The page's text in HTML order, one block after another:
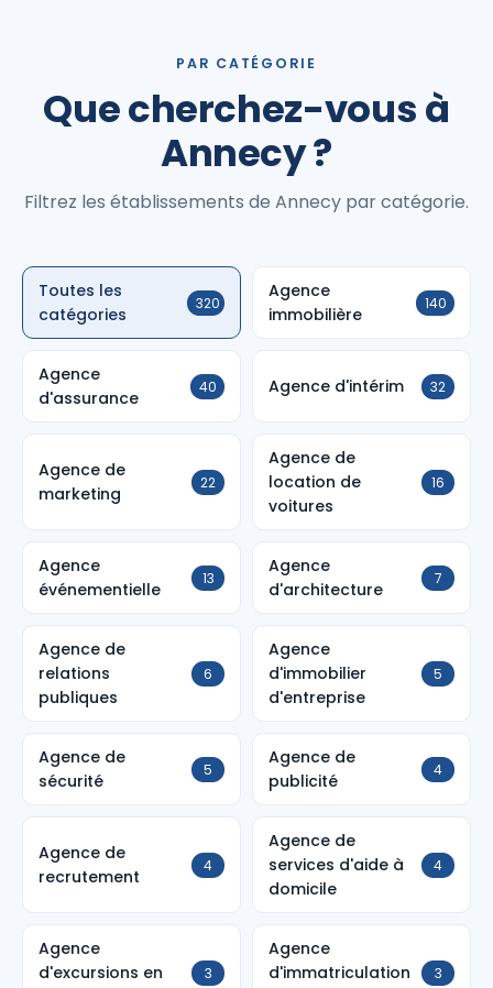
PAR CATÉGORIE
Que cherchez-vous à
Annecy ?
Filtrez les établissements de Annecy par catégorie.
Toutes les
catégories
320
Agence
immobilière
140
Agence
d'assurance
40 Agence d'intérim 32
Agence de
marketing
22
Agence de
location de
voitures
16
Agence
événementielle
13
Agence
d'architecture
7
Agence de
relations
publiques
6
Agence
d'immobilier
d'entreprise
5
Agence de
sécurité
5
Agence de
publicité
4
Agence de
recrutement
4
Agence de
services d'aide à
domicile
4
Agence
d'excursions en
3
Agence
d'immatriculation
3